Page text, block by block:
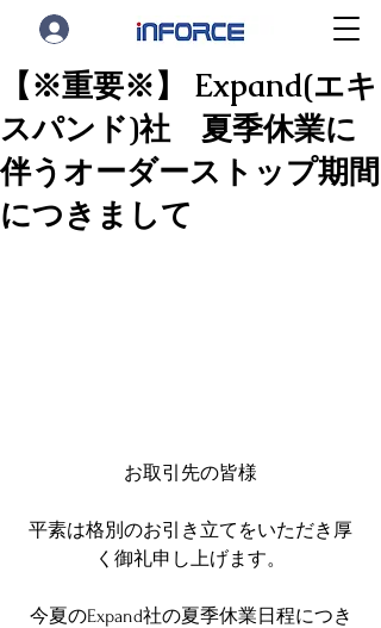
【※重要※】 Expand(エキ
スパンド)社 夏季休業に
伴うオーダーストップ期間
につきまして
お取引先の皆様
平素は格別のお引き立てをいただき厚
く御礼申し上げます。
今夏のExpand社の夏季休業日程につき